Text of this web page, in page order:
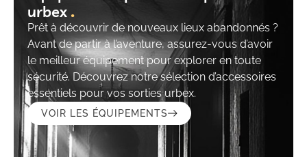
urbex
Prêt à découvrir de nouveaux lieux abandonnés ?
Avant de partir à l’aventure, assurez-vous d’avoir
le meilleur équipement pour explorer en toute
sécurité. Découvrez notre sélection d’accessoires
essentiels pour vos sorties urbex.
VOIR LES ÉQUIPEMENTS